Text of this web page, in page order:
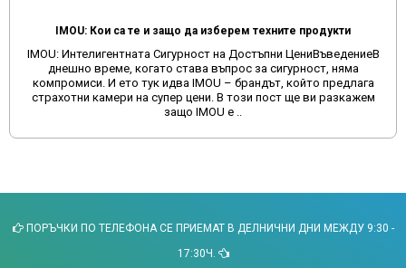
IMOU: Кои са те и защо да изберем техните продукти
IMOU: Интелигентната Сигурност на Достъпни ЦениВъведениеВ
днешно време, когато става въпрос за сигурност, няма
компромиси. И ето тук идва IMOU – брандът, който предлага
страхотни камери на супер цени. В този пост ще ви разкажем
защо IMOU е ..
ПОРЪЧКИ ПО ТЕЛЕФОНА СЕ ПРИЕМАТ В ДЕЛНИЧНИ ДНИ МЕЖДУ 9:30 -
17:30Ч.